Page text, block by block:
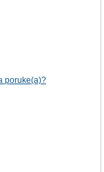
poruke(a)?